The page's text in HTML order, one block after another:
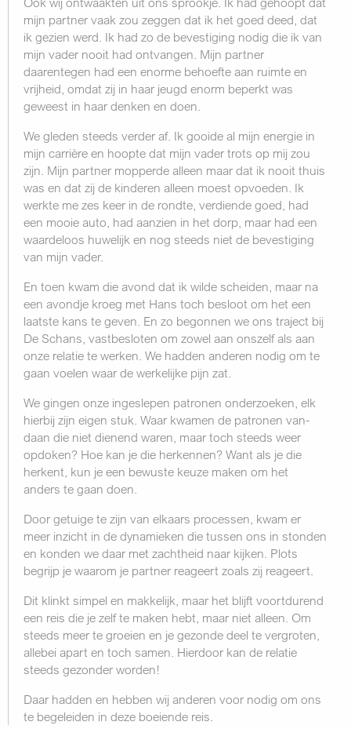
mijn partner vaak zou zeggen dat ik het goed deed, dat
ik gezien werd. Ik had zo de bevestiging nodig die ik van
mijn vader nooit had ontvangen. Mijn partner
daarentegen had een enorme behoefte aan ruimte en
vrijheid, omdat zij in haar jeugd enorm beperkt was
geweest in haar denken en doen.
We gleden steeds verder af. Ik gooide al mijn energie in
mijn carrière en hoopte dat mijn vader trots op mij zou
zijn. Mijn partner mopperde alleen maar dat ik nooit thuis
was en dat zij de kinderen alleen moest opvoeden. Ik
werkte me zes keer in de rondte, verdiende goed, had
een mooie auto, had aanzien in het dorp, maar had een
waarde­loos huwelijk en nog steeds niet de bevestiging
van mijn vader.
En toen kwam die avond dat ik wilde scheiden, maar na
een avondje kroeg met Hans toch besloot om het een
laatste kans te geven. En zo begonnen we ons traject bij
De Schans, vastbesloten om zowel aan onszelf als aan
onze relatie te werken. We hadden anderen nodig om te
gaan voelen waar de werkelijke pijn zat.
We gingen onze ingeslepen patronen onderzoeken, elk
hierbij zijn eigen stuk. Waar kwamen de patronen van­
daan die niet dienend waren, maar toch steeds weer
opdoken? Hoe kan je die herkennen? Want als je die
herkent, kun je een bewuste keuze maken om het
anders te gaan doen.
Door getuige te zijn van elkaars processen, kwam er
meer inzicht in de dynamieken die tussen ons in stonden
en konden we daar met zachtheid naar kijken. Plots
begrijp je waarom je partner reageert zoals zij reageert.
Dit klinkt simpel en makkelijk, maar het blijft voortdurend
een reis die je zelf te maken hebt, maar niet alleen. Om
steeds meer te groeien en je gezonde deel te vergroten,
allebei apart en toch samen. Hierdoor kan de relatie
steeds gezonder worden!
Daar hadden en hebben wij anderen voor nodig om ons
te begeleiden in deze boeiende reis.